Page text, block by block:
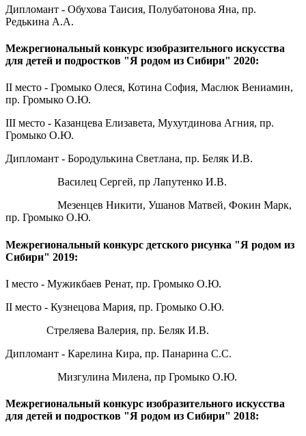
Дипломант - Обухова Таисия, Полубатонова Яна, пр.
Редькина А.А.
Межрегиональный конкурс изобразительного искусства
для детей и подростков "Я родом из Сибири" 2020:
II место - Громыко Олеся, Котина София, Маслюк Вениамин,
пр. Громыко О.Ю.
III место - Казанцева Елизавета, Мухутдинова Агния, пр.
Громыко О.Ю.
Дипломант - Бородулькина Светлана, пр. Беляк И.В.
Василец Сергей, пр Лапутенко И.В.
Мезенцев Никити, Ушанов Матвей, Фокин Марк,
пр. Громыко О.Ю.
Межрегиональный конкурс детского рисунка "Я родом из
Сибири" 2019:
I место - Мужикбаев Ренат, пр. Громыко О.Ю.
II место - Кузнецова Мария, пр. Громыко О.Ю.
Стреляева Валерия, пр. Беляк И.В.
Дипломант - Карелина Кира, пр. Панарина С.С.
Мизгулина Милена, пр Громыко О.Ю.
Межрегиональный конкурс изобразительного искусства
для детей и подростков "Я родом из Сибири" 2018: